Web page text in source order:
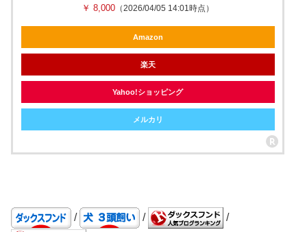
￥ 8,000 （2026/04/05 14:01時点）
Amazon
楽天
Yahoo!ショッピング
メルカリ
/ / /